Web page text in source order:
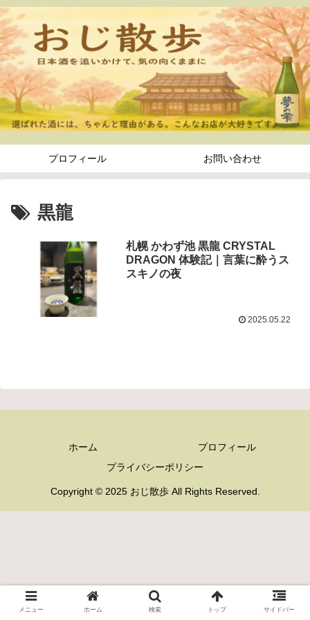
プロフィール お問い合わせ
黒龍
札幌 かわず池 黒龍 CRYSTAL
DRAGON 体験記｜言葉に酔うス
スキノの夜
2025.05.22
ホーム
プロフィール
プライバシーポリシー
Copyright © 2025 おじ散歩 All Rights Reserved.
メニュー ホーム 検索 トップ サイドバー